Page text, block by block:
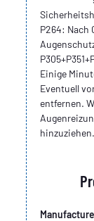
P264: Nach
Einige
Eventuell
entfernen.
hinzuziehen.